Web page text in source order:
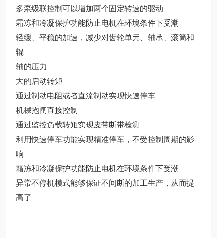
多泵级联控制可以增加两个固定转速的驱动
霜冻和冷凝保护功能防止电机在环境条件下受潮
轻缓、平稳的加速，减少对齿轮单元、轴承、滚筒和
辊
轴的压力
大的启动转矩
通过制动电阻或者直流制动实现快速停车
机械抱闸直接控制
通过监控负载转矩实现皮带断带检测
利用快速停车功能实现精准停车，不受控制周期的影
响
霜冻和冷凝保护功能防止电机在环境条件下受潮
异常不停机模式能够保证不间断的加工生产，从而提
高了